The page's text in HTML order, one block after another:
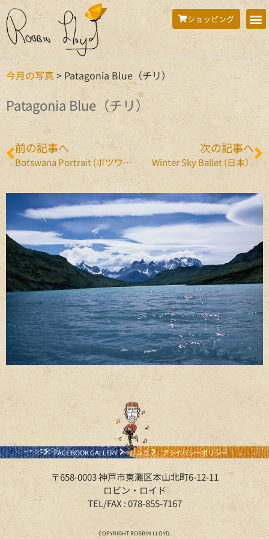
ショッピング
今月の写真> Patagonia Blue（チリ）
Patagonia Blue（チリ）
前の記事へ
Botswana Portrait (ボツワナ）
次の記事へ
Winter Sky Ballet (日本）
FACE BOOK GALLERY リンク プライバシーポリシー
〒658-0003 神戸市東灘区本山北町6-12-11
ロビン・ロイド
TEL/FAX : 078-855-7167
COPYRIGHT ROBBIN LLOYD.